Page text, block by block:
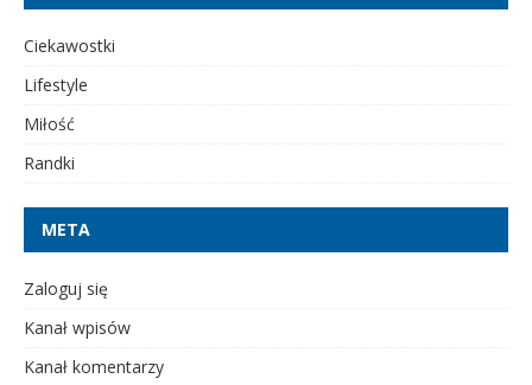
Ciekawostki
Lifestyle
Miłość
Randki
META
Zaloguj się
Kanał wpisów
Kanał komentarzy